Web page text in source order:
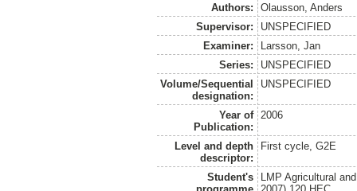
Authors:
Olausson, Anders
Supervisor:
UNSPECIFIED
Examiner:
Larsson, Jan
Series:
UNSPECIFIED
Volume/Sequential
designation:
UNSPECIFIED
Year of
Publication:
2006
Level and depth
descriptor:
First cycle, G2E
Student's
LMP Agricultural